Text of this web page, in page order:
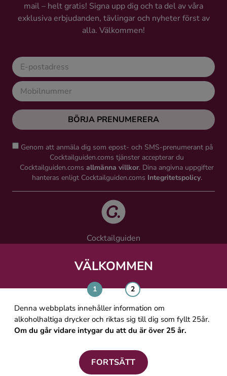
VÄLKOMMEN
Denna webbplats innehåller information om
alkoholhaltiga drycker och riktas sig till dig som fyllt 25år.
Om du går vidare intygar du att du är över 25 år.
FORTSÄTT
mail – helt gratis! Signa upp dig och ta del av våra
exklusiva erbjudanden, tävlingar och nyheter först av
alla. Välkommen!
BÖRJA PRENUMERERA
Genom att anmäla dig som epost- och SMS-prenumerant på
Cocktailguiden.coms tjänster accepterar du
Cocktailguiden.coms allmänna villkor. Dina angivna uppgifter
hanteras enligt Cocktailguiden.coms Integritetspolicy.
Cocktailguiden
Västra Järnvägsgatan 21, 111 64 Stockholm
ALLMÄNNA VILLKOR
PERSONUPPGIFTSPOLICY